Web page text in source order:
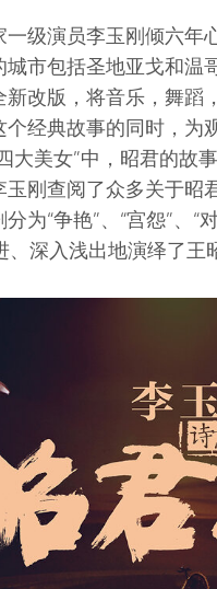
级演员李玉刚倾六年
市包括圣地亚戈和温
改版，将音乐，舞蹈
经典故事的同时，为
大美女”中，昭君的故
刚查阅了众多关于昭
“争艳”、“宫怨”、“
深入浅出地演绎了王